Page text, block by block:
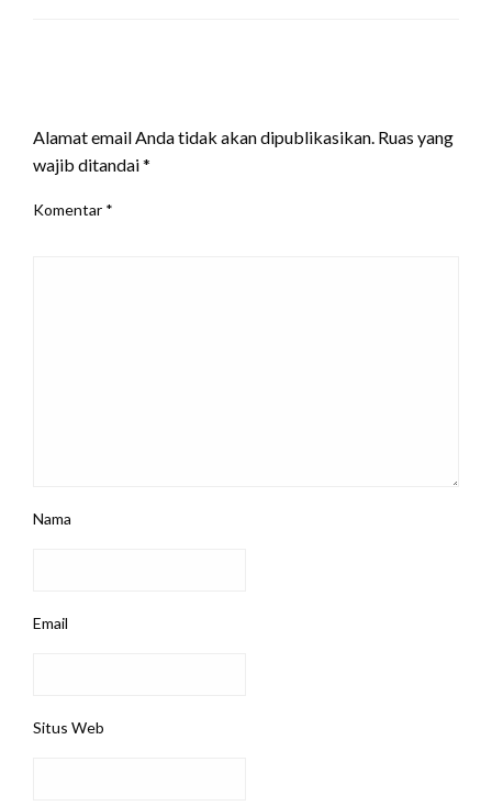
Alamat email Anda tidak akan dipublikasikan. Ruas yang
wajib ditandai*
Komentar *
Nama
Email
Situs Web